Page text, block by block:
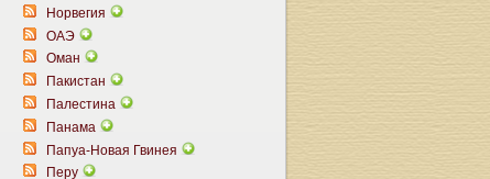
Норвегия
ОАЭ
Оман
Пакистан
Палестина
Панама
Папуа-Новая Гвинея
Перу